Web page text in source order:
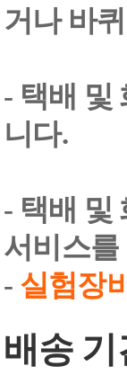
거나 바
- 택배 및
니다.
- 택배 및
서비스를
- 실험장
배송 기